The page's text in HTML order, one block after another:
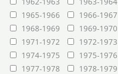
1965-1966
1966-1967
1968-1969
1969-1970
1971-1972
1972-1973
1974-1975
1975-1976
1977-1978
1978-1979